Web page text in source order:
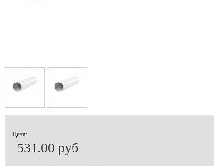
Цена:
531.00 руб